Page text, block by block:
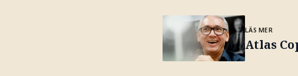
LÄS MER
Atlas